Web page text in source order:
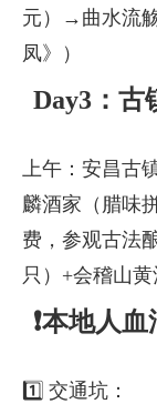
元）→曲水流
凤》）
Day3：古
上午：安昌古
麟酒家（腊味
费，参观古法
只）+会稽山黄
❗本地人
1️⃣ 交通坑：